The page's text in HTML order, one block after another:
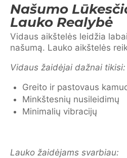
Našumo
Lauko Realybė
Vidaus aikštelės leidžia
našumą. Lauko aikštelės
Vidaus žaidėjai dažnai tikisi:
Greito ir pastovaus
Minkštesnių nusileidimų
Minimalių vibracijų
Lauko žaidėjams svarbiau: